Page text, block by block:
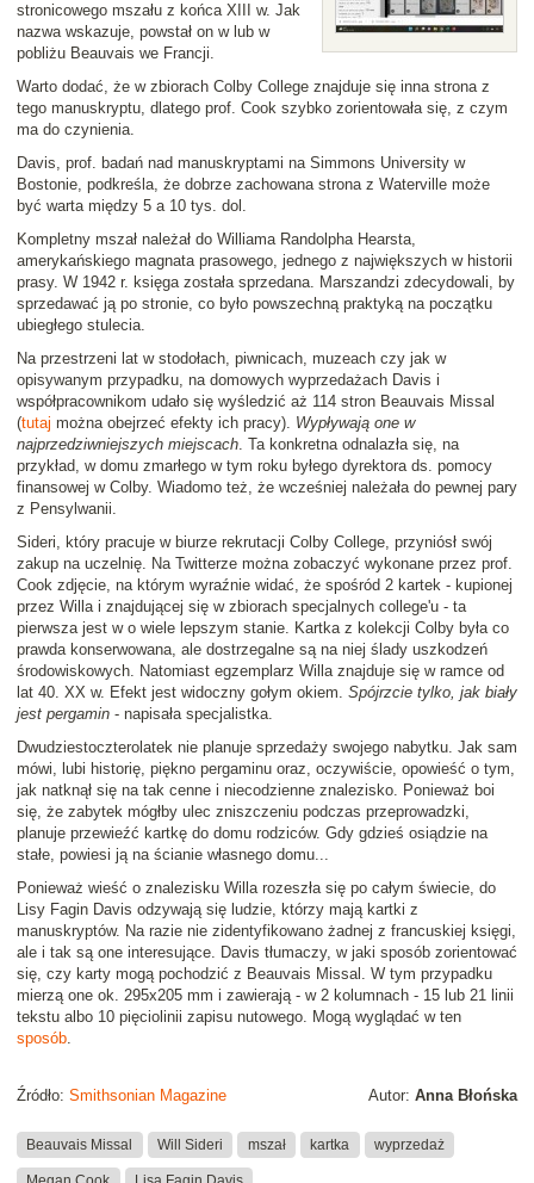
stronicowego mszału z końca XIII w. Jak
nazwa wskazuje, powstał on w lub w
pobliżu Beauvais we Francji.
Warto dodać, że w zbiorach Colby College znajduje się inna strona z
tego manuskryptu, dlatego prof. Cook szybko zorientowała się, z czym
ma do czynienia.
Davis, prof. badań nad manuskryptami na Simmons University w
Bostonie, podkreśla, że dobrze zachowana strona z Waterville może
być warta między 5 a 10 tys. dol.
Kompletny mszał należał do Williama Randolpha Hearsta,
amerykańskiego magnata prasowego, jednego z największych w historii
prasy. W 1942 r. księga została sprzedana. Marszandzi zdecydowali, by
sprzedawać ją po stronie, co było powszechną praktyką na początku
ubiegłego stulecia.
Na przestrzeni lat w stodołach, piwnicach, muzeach czy jak w
opisywanym przypadku, na domowych wyprzedażach Davis i
współpracownikom udało się wyśledzić aż 114 stron Beauvais Missal
(tutaj można obejrzeć efekty ich pracy). Wypływają one w
najprzedziwniejszych miejscach. Ta konkretna odnalazła się, na
przykład, w domu zmarłego w tym roku byłego dyrektora ds. pomocy
finansowej w Colby. Wiadomo też, że wcześniej należała do pewnej pary
z Pensylwanii.
Sideri, który pracuje w biurze rekrutacji Colby College, przyniósł swój
zakup na uczelnię. Na Twitterze można zobaczyć wykonane przez prof.
Cook zdjęcie, na którym wyraźnie widać, że spośród 2 kartek - kupionej
przez Willa i znajdującej się w zbiorach specjalnych college'u - ta
pierwsza jest w o wiele lepszym stanie. Kartka z kolekcji Colby była co
prawda konserwowana, ale dostrzegalne są na niej ślady uszkodzeń
środowiskowych. Natomiast egzemplarz Willa znajduje się w ramce od
lat 40. XX w. Efekt jest widoczny gołym okiem. Spójrzcie tylko, jak biały
jest pergamin - napisała specjalistka.
Dwudziestoczterolatek nie planuje sprzedaży swojego nabytku. Jak sam
mówi, lubi historię, piękno pergaminu oraz, oczywiście, opowieść o tym,
jak natknął się na tak cenne i niecodzienne znalezisko. Ponieważ boi
się, że zabytek mógłby ulec zniszczeniu podczas przeprowadzki,
planuje przewieźć kartkę do domu rodziców. Gdy gdzieś osiądzie na
stałe, powiesi ją na ścianie własnego domu...
Ponieważ wieść o znalezisku Willa rozeszła się po całym świecie, do
Lisy Fagin Davis odzywają się ludzie, którzy mają kartki z
manuskryptów. Na razie nie zidentyfikowano żadnej z francuskiej księgi,
ale i tak są one interesujące. Davis tłumaczy, w jaki sposób zorientować
się, czy karty mogą pochodzić z Beauvais Missal. W tym przypadku
mierzą one ok. 295x205 mm i zawierają - w 2 kolumnach - 15 lub 21 linii
tekstu albo 10 pięciolinii zapisu nutowego. Mogą wyglądać w ten
sposób.
Autor: Anna Błońska
Źródło: Smithsonian Magazine
Beauvais Missal Will Sideri mszał kartka wyprzedaż